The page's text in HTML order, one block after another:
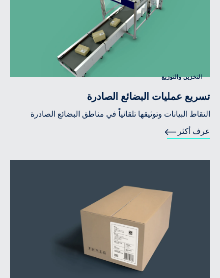
التخزين والتوزيع
تسريع عمليات البضائع الصادرة
التقاط البيانات وتوثيقها تلقائياً في مناطق البضائع الصادرة
عرف أكثر